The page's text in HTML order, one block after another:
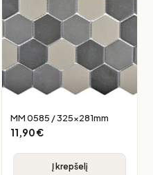
MM 0585 / 325x281mm
11,90€
Į krepšelį